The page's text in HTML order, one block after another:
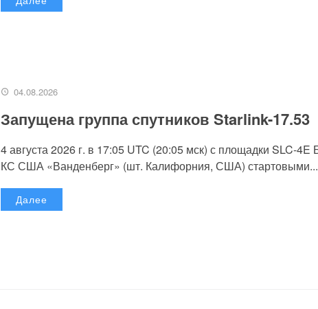
04.08.2026
Запущена группа спутников Starlink-17.53
4 августа 2026 г. в 17:05 UTC (20:05 мск) с площадки SLC-4E
КС США «Ванденберг» (шт. Калифорния, США) стартовыми...
Далее